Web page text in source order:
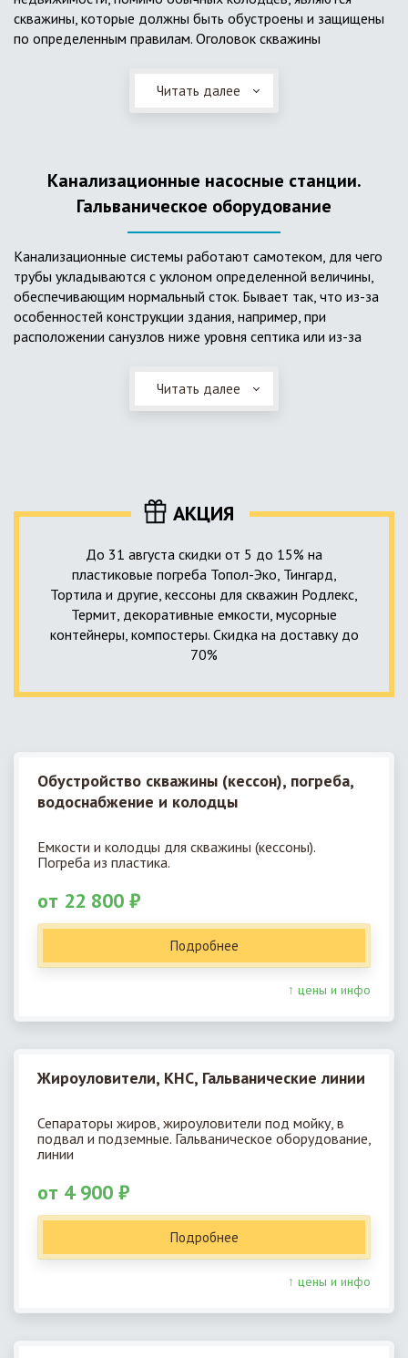
скважины, которые должны быть обустроены и защищены
по определенным правилам. Оголовок скважины
и автоматикой. Все это оборудование способно
подвергаться загрязнению атмосферными и
его работу в нормальном режиме. Лучшим способом
защиты оборудования является устройство герметичной
камеры или кессона, который не только защищает оголовок
скважины от негативных воздействий, но и обеспечивает
удобные условия для обслуживания в любой период года.
Кессон может быть выполнен из обычных железобетонных
колец, но только при отсутствии высокого уровня
подземных вод, так как в этом случае затруднительно
обеспечить требуемую герметичность. Если имеется
достаточную герметичность, недорогие, легко
Читать далее
Канализационные насосные станции.
Гальваническое оборудование
Канализационные системы работают самотеком, для чего
трубы укладываются с уклоном определенной величины,
обеспечивающим нормальный сток. Бывает так, что из-за
особенностей конструкции здания, например, при
расположении санузлов ниже уровня септика или из-за
Единственное решение в таком случае – это
использование КНС – канализационной насосной станции.
до выгребной ямы, септика или станции ГБО.
Читать далее
АКЦИЯ
До 31 августа скидки от 5 до 15% на
пластиковые погреба Топол-Эко, Тингард,
Тортила и другие, кессоны для скважин Родлекс,
Термит, декоративные емкости, мусорные
контейнеры, компостеры. Скидка на доставку до
70%
Обустройство скважины (кессон), погреба,
водоснабжение и колодцы
Емкости и колодцы для скважины (кессоны).
Погреба из пластика.
от 22 800 ₽
Подробнее
↑ цены и инфо
Жироуловители, КНС, Гальванические линии
Сепараторы жиров, жироуловители под мойку, в
подвал и подземные. Гальваническое оборудование,
линии
от 4 900 ₽
Подробнее
↑ цены и инфо